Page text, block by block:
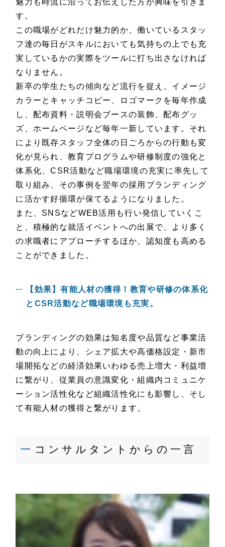
す。
この職場がどれだけ魅力的か、働いているスタッ
フ達の毎日がスキルにおいても気持ちの上でも充
実しているかの実際をツールに打ち出さなければ
なりません。
新卒の学生たちの傾向など流行を捉え、イメージ
カラーとキャッチコピー、ロゴマークを毎年作成
し、配布資料・説明会ブースの装飾、配布グッ
ズ、ホームページなど毎年一新しています。それ
により既存スタッフ全体の日ごろからの行動も変
化が見られ、教育プログラムや研修制度の強化と
体系化、CSR活動など職場環境の充実に率先して
取り組み、その事例を翌年の採用ブランディング
に活かす好循環が保てるようになりました。
また、SNSなどWEB活用も行い発信していくこ
と、積極的な就活イベントへの出展で、より多く
の求職者にアプローチするほか、認知度も高める
ことができました。
【効果】有能人材の獲得！教育や研修の体系化
とCSR活動など職場環境も充実。
ブランディングの効果は知名度や品質など事業活
動の向上により、シェア拡大や高価格設定・新市
場開拓などの経済効果いわゆる売上増大・利益増
に繋がり、従業員の意識変化・組織内コミュニケ
ーション活性化など組織活性化にも影響し、そし
て有能人材の獲得と繋がります。
コンサルタントからの一言